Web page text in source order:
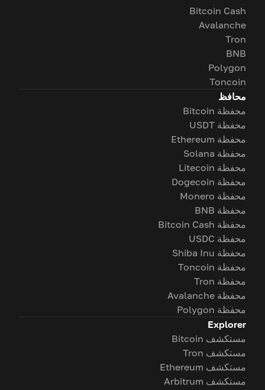
Bitcoin Cash
Avalanche
Tron
BNB
Polygon
Toncoin
محافظ
محفظة Bitcoin
محفظة USDT
محفظة Ethereum
محفظة Solana
محفظة Litecoin
محفظة Dogecoin
محفظة Monero
محفظة BNB
محفظة Bitcoin Cash
محفظة USDC
محفظة Shiba Inu
محفظة Toncoin
محفظة Tron
محفظة Avalanche
محفظة Polygon
Explorer
مستكشف Bitcoin
مستكشف Tron
مستكشف Ethereum
مستكشف Arbitrum